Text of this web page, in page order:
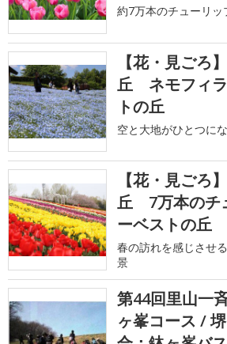
約7万本のチューリッ
【花・見ごろ
丘 ネモフィ
トの丘
空と大地がひとつに
【花・見ごろ
丘 7万本のチ
ーベストの丘
春の訪れを感じさせ
景
第44回里山一
ヶ峯コース /